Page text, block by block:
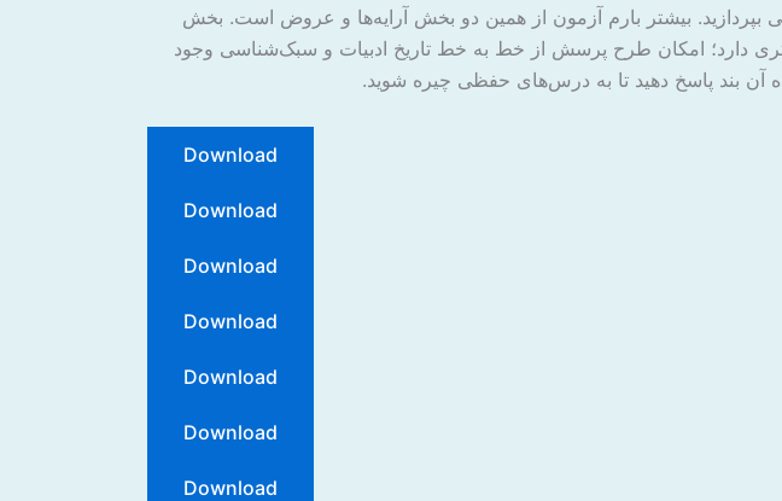
بپردازید. بیشتر بارم آزمون از همین دو بخش آرایه‌ها و عروض است. بخش
دارد؛ امکان طرح پرسش از خط به خط تاریخ ادبیات و سبک‌شناسی وجود
بند پاسخ دهید تا به درس‌های حفظی چیره شوید.
Download
Download
Download
Download
Download
Download
Download